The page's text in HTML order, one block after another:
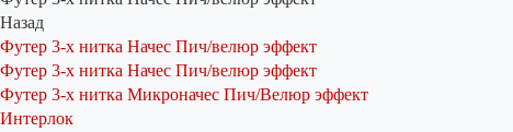
Назад
Футер 3-х нитка Начес Пич/велюр эффект
Футер 3-х нитка Начес Пич/велюр эффект
Футер 3-х нитка Микроначес Пич/Велюр эффект
Интерлок